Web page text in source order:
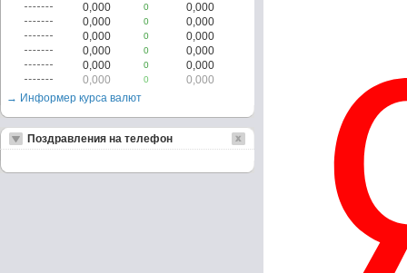
0,000
0
0,000
0,000
0
0,000
0,000
0
0,000
0,000
0
0,000
0,000
0
0,000
0,000
0
0,000
→ Информер курса валют
Поздравления на телефон